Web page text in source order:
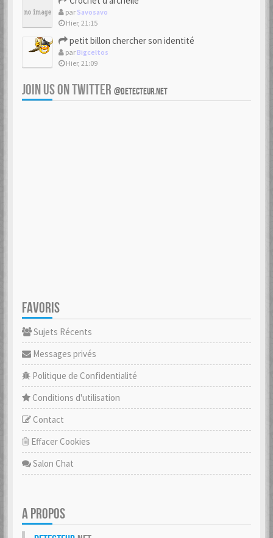
par Savosavo
Hier, 21:15
petit billon chercher son identité
par Bigceltos
Hier, 21:09
JOIN US ON TWITTER @DETECTEUR.NET
FAVORIS
Sujets Récents
Messages privés
Politique de Confidentialité
Conditions d'utilisation
Contact
Effacer Cookies
Salon Chat
A PROPOS